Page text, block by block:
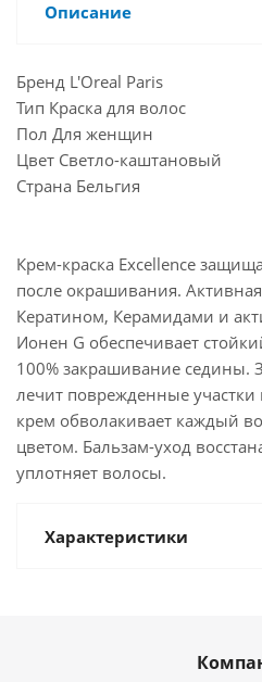
Описание
Бренд L'Oreal Paris
Тип Краска для волос
Пол Для женщин
Цвет Светло-каштановый
Страна Бельгия
Крем-краска Excellence
после окрашивания.
Кератином, Керамидами и
Ионен G обеспечивает
100% закрашивание седины.
лечит поврежденные участки
крем обволакивает каждый
цветом. Бальзам-уход
уплотняет волосы.
Характеристики